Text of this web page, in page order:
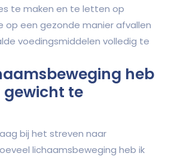
te maken en te letten op
op een gezonde manier afvallen
voedingsmiddelen volledig te
heb
gewicht te
bij het streven naar
lichaamsbeweging heb ik